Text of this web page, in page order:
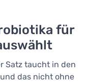
für
Satz taucht in den
das nicht ohne